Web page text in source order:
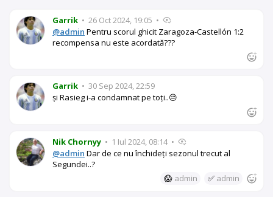
Garrik • 26 Oct 2024, 19:05 •
@admin Pentru scorul ghicit Zaragoza-Castellón 1:2
recompensa nu este acordată???
Garrik • 30 Sep 2024, 22:59
și Rasieg i-a condamnat pe toți..😔
Nik Chornyy • 1 Iul 2024, 08:14 •
@admin Dar de ce nu închideți sezonul trecut al
Segundei..?
😱 admin ✅ admin